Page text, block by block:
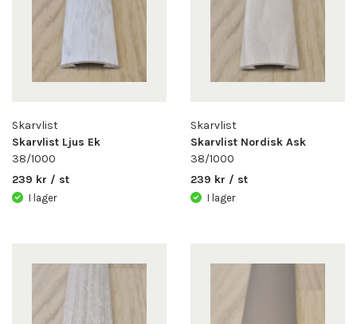
Skarvlist
Skarvlist Ljus Ek
38/1000
239 kr / st
I lager
Skarvlist
Skarvlist Nordisk Ask
38/1000
239 kr / st
I lager